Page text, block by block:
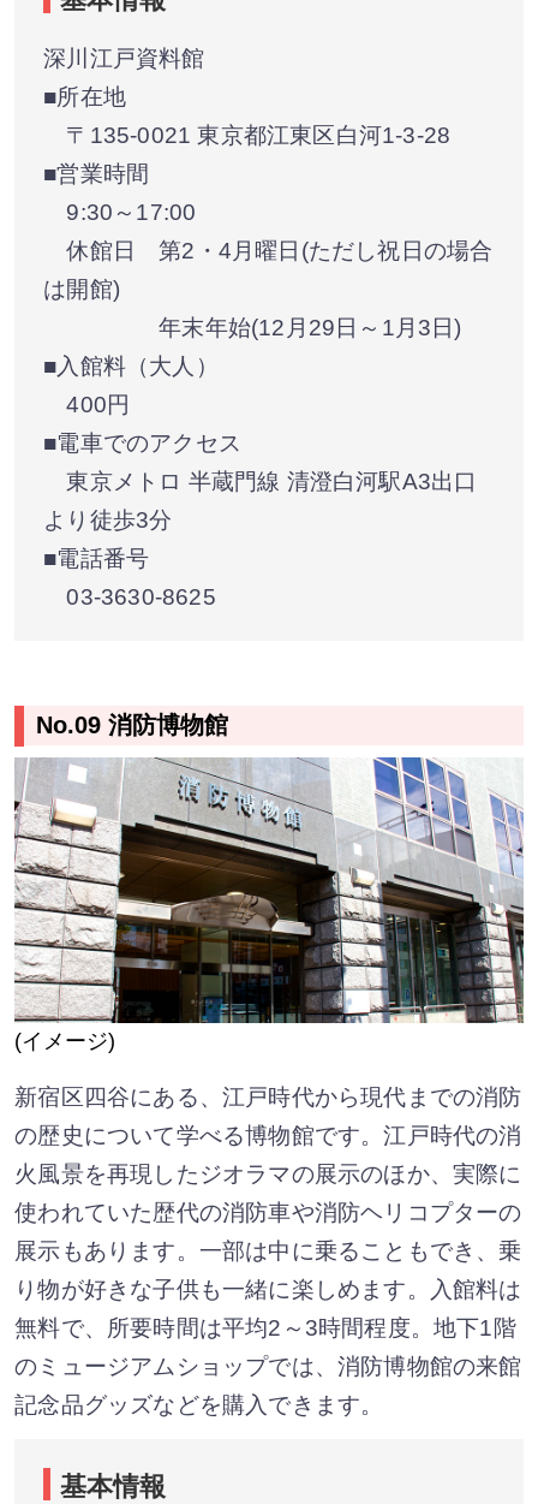
深川江戸資料館
■所在地
〒135-0021 東京都江東区白河1-3-28
■営業時間
9:30～17:00
休館日 第2・4月曜日(ただし祝日の場合
は開館)
年末年始(12月29日～1月3日)
■入館料（大人）
400円
■電車でのアクセス
東京メトロ 半蔵門線 清澄白河駅A3出口
より徒歩3分
■電話番号
03-3630-8625
No.09 消防博物館
(イメージ)
新宿区四谷にある、江戸時代から現代までの消防
の歴史について学べる博物館です。江戸時代の消
火風景を再現したジオラマの展示のほか、実際に
使われていた歴代の消防車や消防ヘリコプターの
展示もあります。一部は中に乗ることもでき、乗
り物が好きな子供も一緒に楽しめます。入館料は
無料で、所要時間は平均2～3時間程度。地下1階
のミュージアムショップでは、消防博物館の来館
記念品グッズなどを購入できます。
基本情報